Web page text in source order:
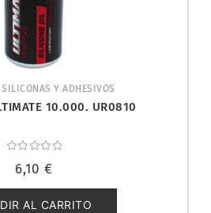
Y ADHESIVOS
10.000. UR0810
con
de
5
6,10 €
AL CARRITO